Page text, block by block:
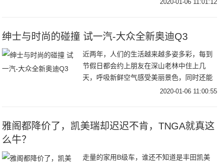
2020-01-06 11:01:12
绅士与时尚的碰撞 试一汽-大众全新奥迪Q3
近两年，人们的生活越来越多姿多彩，每到
节假日都会约上朋友在深山老林中住上几
天，呼吸新鲜空气感受美丽景色，同时还能
住上古典与时尚相结合的房屋建筑，说到双
2020-01-06 11:00:55
雅阁都降价了，凯美瑞却迟迟不肯，TNGA就真这
么牛？
走量的家用B级车，谁还不知道是丰田凯美